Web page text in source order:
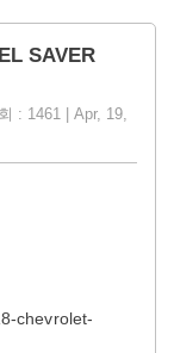
SAVER
: 1461 | Apr, 19,
chevrolet-